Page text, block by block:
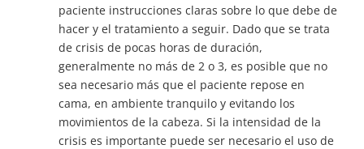
paciente instrucciones claras sobre lo que debe de
hacer y el tratamiento a seguir. Dado que se trata
de crisis de pocas horas de duración,
generalmente no más de 2 o 3, es posible que no
sea necesario más que el paciente repose en
cama, en ambiente tranquilo y evitando los
movimientos de la cabeza. Si la intensidad de la
crisis es importante puede ser necesario el uso de